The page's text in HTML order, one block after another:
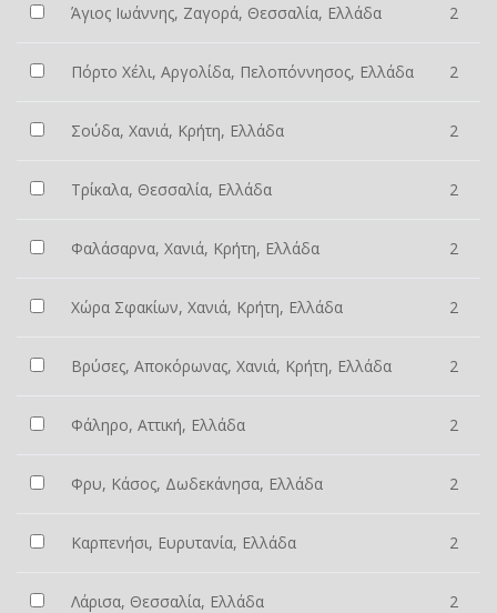
Άγιος Ιωάννης, Ζαγορά, Θεσσαλία, Ελλάδα 2
Πόρτο Χέλι, Αργολίδα, Πελοπόννησος, Ελλάδα 2
Σούδα, Χανιά, Κρήτη, Ελλάδα 2
Τρίκαλα, Θεσσαλία, Ελλάδα 2
Φαλάσαρνα, Χανιά, Κρήτη, Ελλάδα 2
Χώρα Σφακίων, Χανιά, Κρήτη, Ελλάδα 2
Βρύσες, Αποκόρωνας, Χανιά, Κρήτη, Ελλάδα 2
Φάληρο, Αττική, Ελλάδα 2
Φρυ, Κάσος, Δωδεκάνησα, Ελλάδα 2
Καρπενήσι, Ευρυτανία, Ελλάδα 2
Λάρισα, Θεσσαλία, Ελλάδα 2